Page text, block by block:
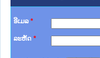
ອີເມລ *
ລະຫັດ *